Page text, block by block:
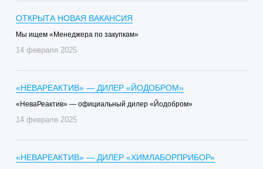
ОТКРЫТА НОВАЯ ВАКАНСИЯ
Мы ищем «Менеджера по закупкам»
14 февраля 2025
«НЕВАРЕАКТИВ» — ДИЛЕР «ЙОДОБРОМ»
«НеваРеактив» — официальный дилер «Йодобром»
14 февраля 2025
«НЕВАРЕАКТИВ» — ДИЛЕР «ХИМЛАБОРПРИБОР»